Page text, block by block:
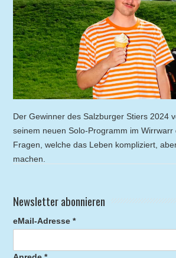
Der Gewinner des Salzburger Stiers 2024
seinem neuen Solo-Programm im Wirrwarr
Fragen, welche das Leben kompliziert,
machen.
Newsletter abonnieren
eMail-Adresse *